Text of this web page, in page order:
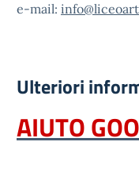
e-mail:
Ulteriori
AIUTO